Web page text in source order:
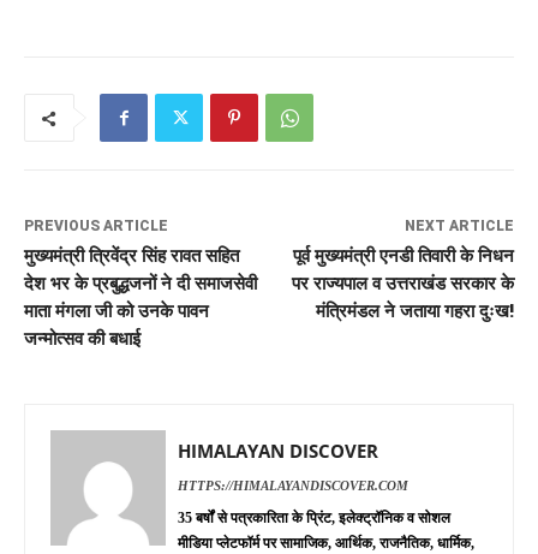
PREVIOUS ARTICLE
मुख्यमंत्री त्रिवेंद्र सिंह रावत सहित
देश भर के प्रबुद्धजनों ने दी समाजसेवी
माता मंगला जी को उनके पावन
जन्मोत्सव की बधाई
NEXT ARTICLE
पूर्व मुख्यमंत्री एनडी तिवारी के निधन
पर राज्यपाल व उत्तराखंड सरकार के
मंत्रिमंडल ने जताया गहरा दुःख!
HIMALAYAN DISCOVER
HTTPS://HIMALAYANDISCOVER.COM
35 बर्षों से पत्रकारिता के प्रिंट, इलेक्ट्रॉनिक व सोशल
मीडिया प्लेटफॉर्म पर सामाजिक, आर्थिक, राजनैतिक, धार्मिक,